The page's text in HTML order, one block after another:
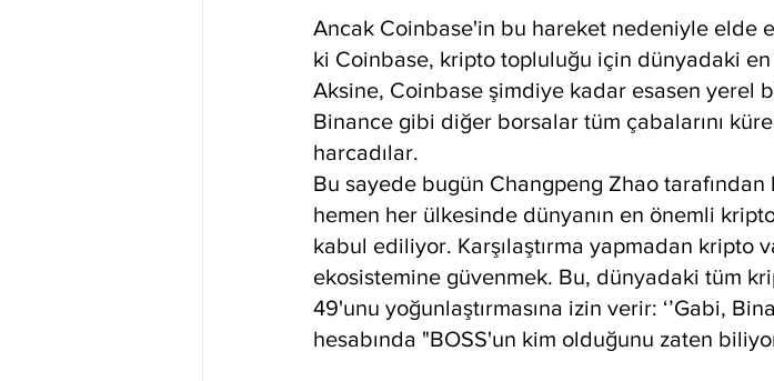
Ancak Coinbase'in bu hareket nedeniyle elde
ki Coinbase, kripto topluluğu için dünyadaki
Aksine, Coinbase şimdiye kadar esasen yerel
Binance gibi diğer borsalar tüm çabalarını
harcadılar.
Bu sayede bugün Changpeng Zhao
hemen her ülkesinde dünyanın en önemli
kabul ediliyor. Karşılaştırma yapmadan kripto
ekosistemine güvenmek. Bu, dünyadaki tüm
49'unu yoğunlaştırmasına izin verir: ‘’Gabi,
hesabında "BOSS'un kim olduğunu zaten